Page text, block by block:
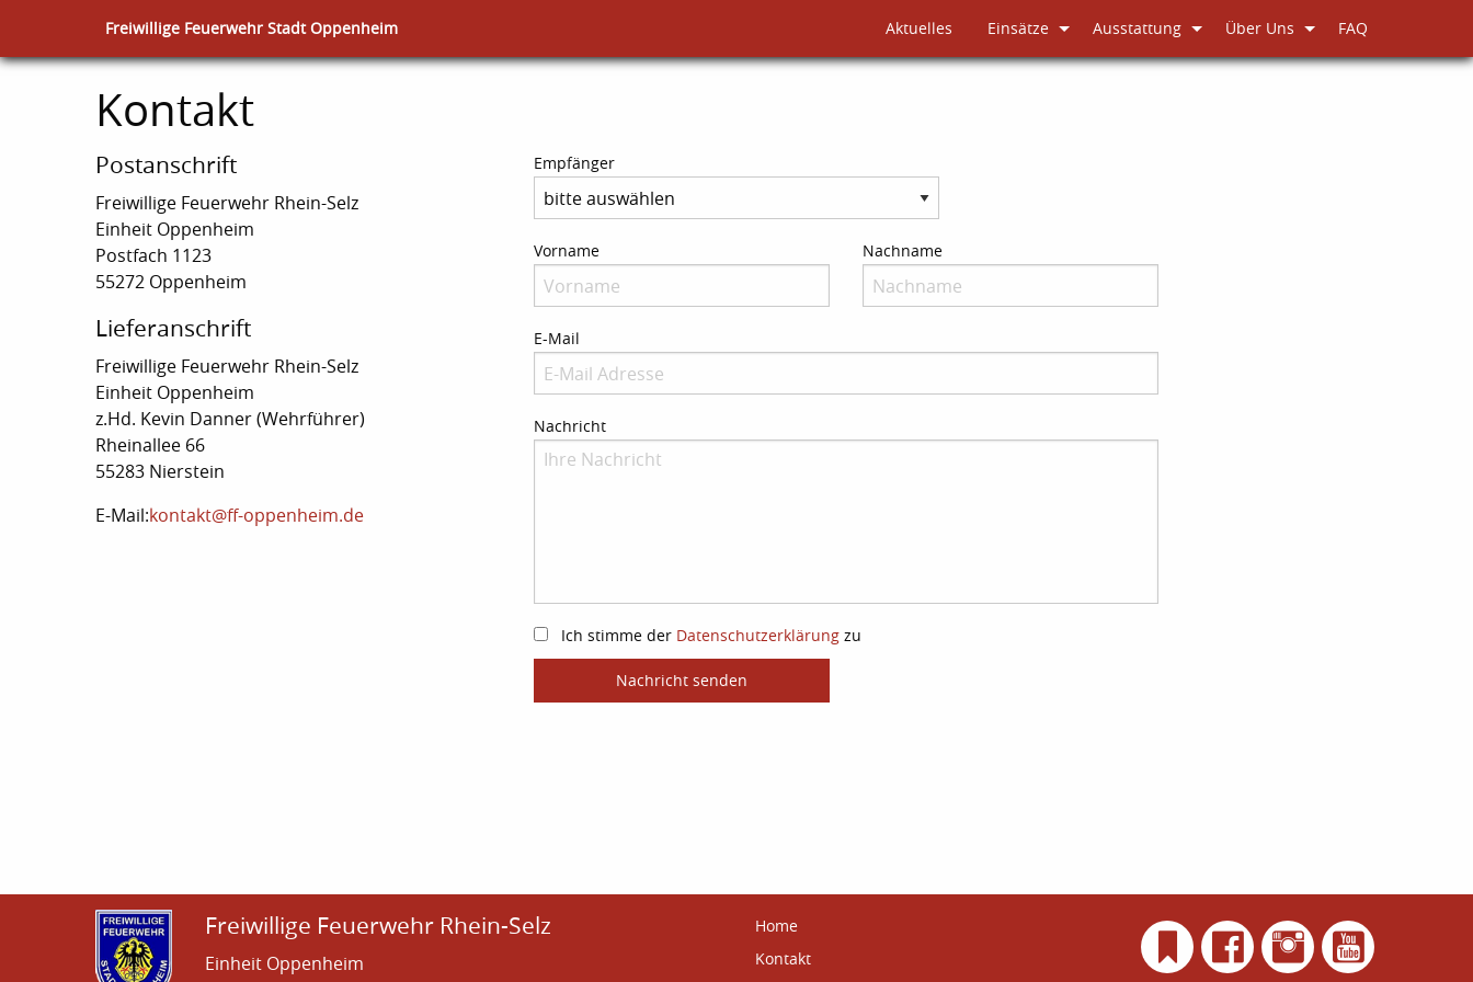
Freiwillige Feuerwehr Stadt Oppenheim Aktuelles Einsätze Ausstattung Über Uns FAQ
Kontakt
Postanschrift
Freiwillige Feuerwehr Rhein-Selz
Einheit Oppenheim
Postfach 1123
55272 Oppenheim
Lieferanschrift
Freiwillige Feuerwehr Rhein-Selz
Einheit Oppenheim
z.Hd. Kevin Danner (Wehrführer)
Rheinallee 66
55283 Nierstein
E-Mail:kontakt@ff-oppenheim.de
Empfänger
Vorname Nachname
E-Mail
Nachricht
Ich stimme der Datenschutzerklärungzu
Nachricht senden
Freiwillige Feuerwehr Rhein-Selz
Einheit Oppenheim
Home
Kontakt